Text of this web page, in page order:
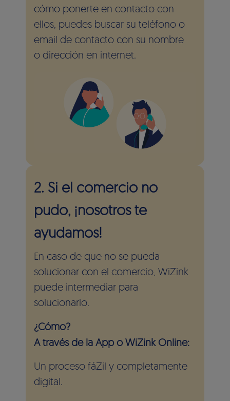
cómo ponerte en contacto con
ellos, puedes buscar su teléfono o
email de contacto con su nombre
o dirección en internet.
2. Si el comercio no
pudo, ¡nosotros te
ayudamos!
En caso de que no se pueda
solucionar con el comercio, WiZink
puede intermediar para
solucionarlo.
¿Cómo?
A través de la App o WiZink Online:
Un proceso fáZil y completamente
digital.